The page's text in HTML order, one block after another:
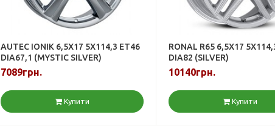
AUTEC IONIK 6,5X17 5X114,3 ET46
DIA67,1 (MYSTIC SILVER)
7089грн.
Купити
RONAL R65 6,5X17
DIA82 (SILVER)
10140грн.
Купити